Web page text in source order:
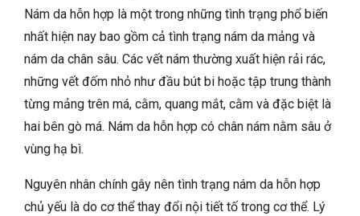
Nám da hỗn hợp là một trong những tình trạng phổ biến
nhất hiện nay bao gồm cả tình trạng nám da mảng và
nám da chân sâu. Các vết nám thường xuất hiện rải rác,
những vết đốm nhỏ như đầu bút bi hoặc tập trung thành
từng mảng trên má, cằm, quang mắt, cằm và đặc biệt là
hai bên gò má. Nám da hỗn hợp có chân nám nằm sâu ở
vùng hạ bì.
Nguyên nhân chính gây nên tình trạng nám da hỗn hợp
chủ yếu là do cơ thể thay đổi nội tiết tố trong cơ thể. Lý